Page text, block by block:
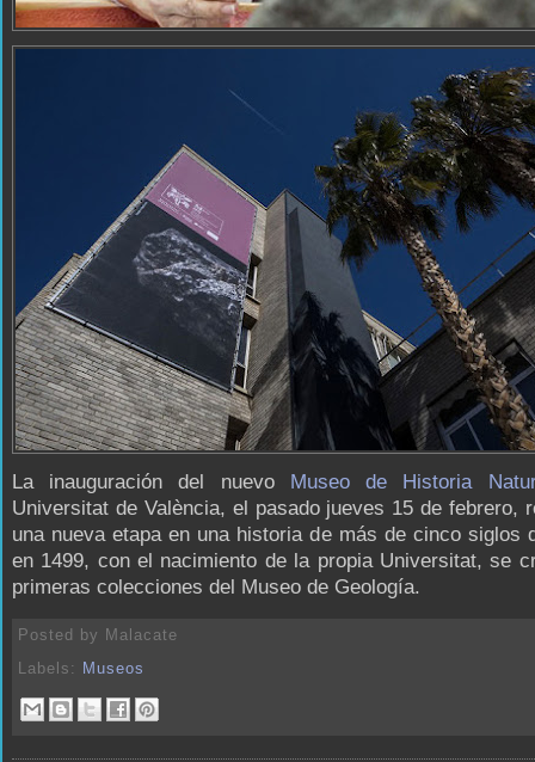
La inauguración del nuevo Museo de Historia
Universitat de València, el pasado jueves 15 de febrero,
una nueva etapa en una historia de más de cinco siglos
en 1499, con el nacimiento de la propia Universitat, se
primeras colecciones del Museo de Geología.
Posted by Malacate
Labels: Museos